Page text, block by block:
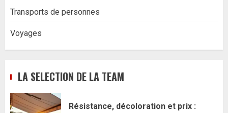
Transports de personnes
Voyages
LA SELECTION DE LA TEAM
Résistance, décoloration et prix :